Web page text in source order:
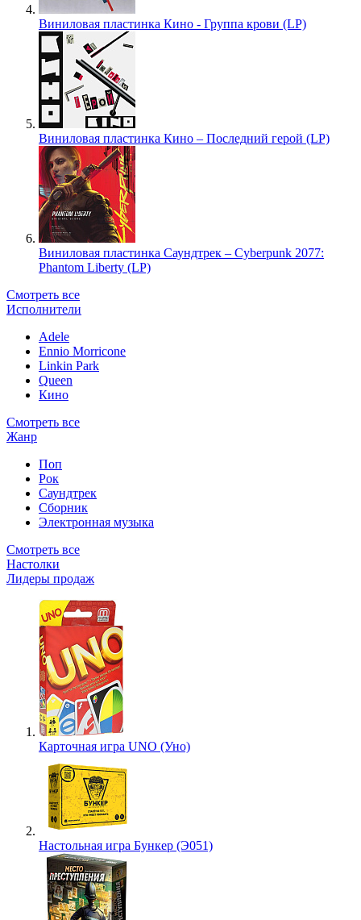
Виниловая пластинка Кино - Группа крови (LP)
Виниловая пластинка Кино – Последний герой (LP)
Виниловая пластинка Саундтрек – Cyberpunk 2077:
Phantom Liberty (LP)
Смотреть все
Исполнители
Adele
Ennio Morricone
Linkin Park
Queen
Кино
Смотреть все
Жанр
Поп
Рок
Саундтрек
Сборник
Электронная музыка
Смотреть все
Настолки
Лидеры продаж
Карточная игра UNO (Уно)
Настольная игра Бункер (Э051)